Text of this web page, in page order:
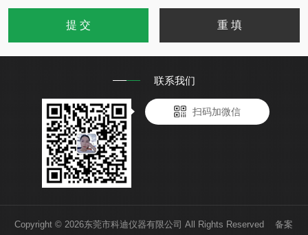
联系我们
扫码加微信
Copyright © 2026东莞市科迪仪器有限公司 All Rights Reserved 备案